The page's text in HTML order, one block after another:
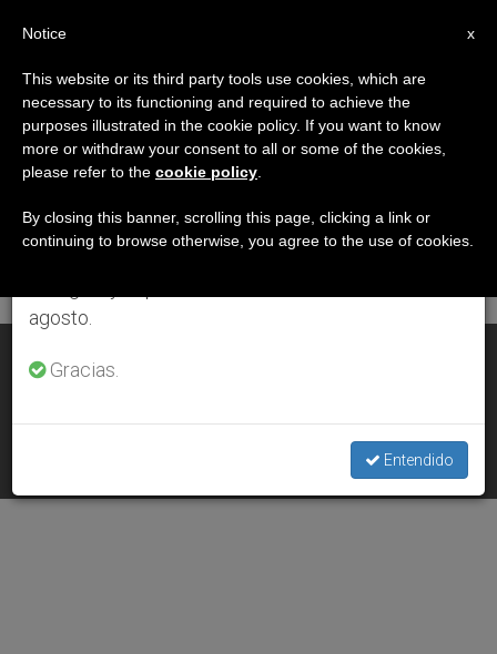
DÍA
Mayo 23rd, 2013
ÚLTIMAS NOTICIAS
MAY 23, 2013 00:00
×
Aviso importante
Del 27 de julio al 7 de agosto haremos la pausa
anual, aprovechando que en el periodo de verano
se generan menos informaciones y también el
agosto.
Gracias.
Entendido
x
Notice
This website or its third party tools use cookies, which are
necessary to its functioning and required to achieve the
purposes illustrated in the cookie policy. If you want to know
more or withdraw your consent to all or some of the cookies,
please refer to the cookie policy
By closing this banner, scrolling this page, clicking a link or
continuing to browse otherwise, you agree to the use of cookies.